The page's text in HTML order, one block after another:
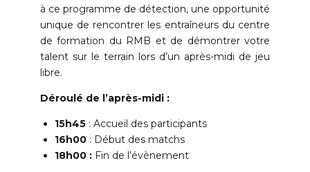
à ce programme de détection, une opportunité
unique de rencontrer les entraîneurs du centre
de formation du RMB et de démontrer votre
talent sur le terrain lors d’un après-midi de jeu
libre.
Déroulé de l’après-midi :
15h45: Accueil des participants
16h00: Début des matchs
18h00 :Fin de l’évènement